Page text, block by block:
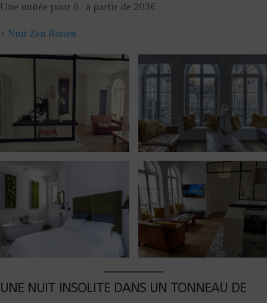
Une nuitée pour 6 : à partir de 203€
+ Nuit Zen Rouen
UNE NUIT INSOLITE DANS UN TONNEAU DE